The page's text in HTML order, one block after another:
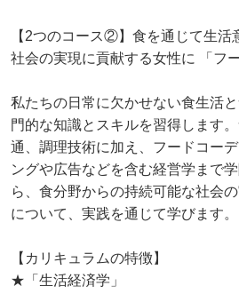
【2つのコース②】⾷を通じて⽣活
社会の実現に貢献する⼥性に 「フ
私たちの⽇常に⽋かせない⾷⽣活
門的な知識とスキルを習得します
通、調理技術に加え、フードコー
ングや広告などを含む経営学まで
ら、⾷分野からの持続可能な社会
について、実践を通じて学びます。
【カリキュラムの特徴】
★「生活経済学」